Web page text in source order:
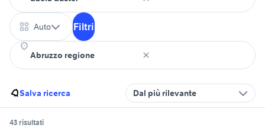
Auto Filtri
Salva ricerca Dal più rilevante
43 risultati